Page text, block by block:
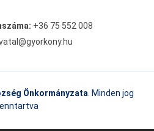
+36 75 552 008
Önkormányzata . Minden jog